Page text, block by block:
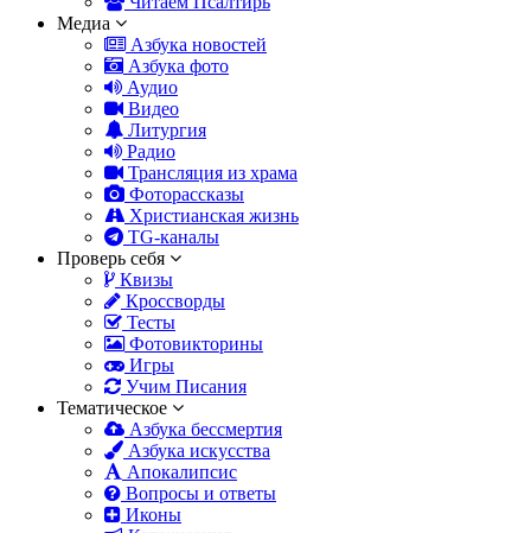
Медиа
Азбука новостей
Азбука фото
Аудио
Видео
Литургия
Радио
Трансляция из храма
Фоторассказы
Христианская жизнь
TG-каналы
Проверь себя
Квизы
Кроссворды
Тесты
Фотовикторины
Игры
Учим Писания
Тематическое
Азбука бессмертия
Азбука искусства
Апокалипсис
Вопросы и ответы
Иконы